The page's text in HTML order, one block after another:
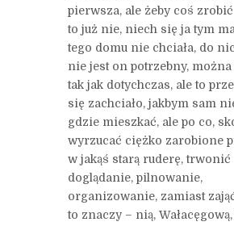
pierwsza, ale żeby coś
to już nie, niech się ja tym
tego domu nie chciała, do
nie jest on potrzebny, można
tak jak dotychczas, ale to
się zachciało, jakbym sam
gdzie mieszkać, ale po co,
wyrzucać ciężko zarobione
w jakąś starą ruderę, trwonić
doglądanie, pilnowanie,
organizowanie, zamiast
to znaczy – nią,